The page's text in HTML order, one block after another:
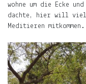
willst
verpassen?
Gib
deine
wohne um die Ecke
dachte, hier will
Meditieren mitkommen.